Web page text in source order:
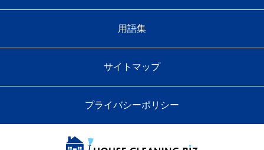
用語集
サイトマップ
プライバシーポリシー